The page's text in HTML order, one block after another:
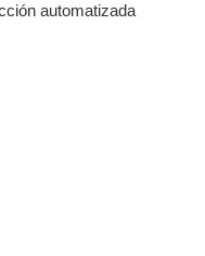
automatizada